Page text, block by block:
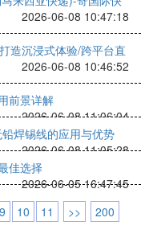
2026-06-08 10:47:18
造沉浸式体验/跨平台直
2026-06-08 10:46:52
前景详解
2026-06-08 11:06:04
焊锡线的应用与优势
2026-06-08 11:05:28
佳选择
2026-06-05 16:47:45
9 10 11 >> 200